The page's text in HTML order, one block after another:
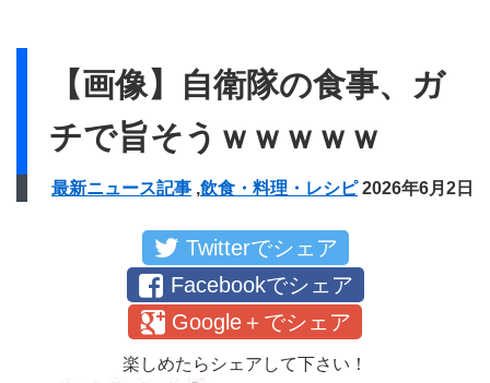
【画像】自衛隊の食事、ガ
チで旨そうｗｗｗｗｗ
最新ニュース記事 ,飲食・料理・レシピ2026年6月2日
Twitterでシェア
Facebookでシェア
Google＋でシェア
楽しめたらシェアして下さい！